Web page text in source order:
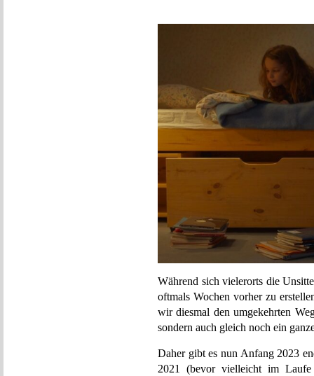
Während sich vielerorts die
oftmals Wochen vorher zu
wir diesmal den umgekehrten
sondern auch gleich noch ein
Daher gibt es nun Anfang 2023
2021 (bevor vielleicht im